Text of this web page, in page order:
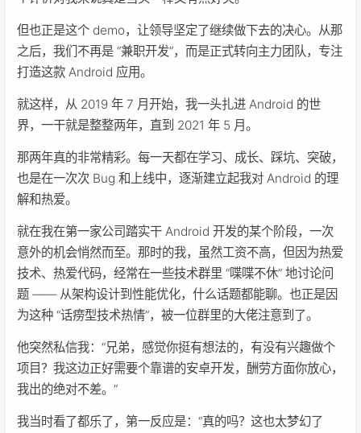
但也正是这个 demo，让领导坚定了继续做下去的决心。从那
之后，我们不再是 “兼职开发”，而是正式转向主力团队，专注
打造这款 Android 应用。
就这样，从 2019 年 7 月开始，我一头扎进 Android 的世
界，一干就是整整两年，直到 2021 年 5 月。
那两年真的非常精彩。每一天都在学习、成长、踩坑、突破，
也是在一次次 Bug 和上线中，逐渐建立起我对 Android 的理
解和热爱。
就在我在第一家公司踏实干 Android 开发的某个阶段，一次
意外的机会悄然而至。那时的我，虽然工资不高，但因为热爱
技术、热爱代码，经常在一些技术群里 “喋喋不休” 地讨论问
题 —— 从架构设计到性能优化，什么话题都能聊。也正是因
为这种 “话痨型技术热情”，被一位群里的大佬注意到了。
他突然私信我：“兄弟，感觉你挺有想法的，有没有兴趣做个
项目？我这边正好需要个靠谱的安卓开发，酬劳方面你放心，
我出的绝对不差。”
我当时看了都乐了，第一反应是：“真的吗？这也太梦幻了